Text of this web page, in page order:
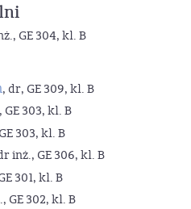
GE 304, kl. B
, dr, GE 309, kl. B
GE 303, kl. B
303, kl. B
inż., GE 306, kl. B
301, kl. B
GE 302, kl. B